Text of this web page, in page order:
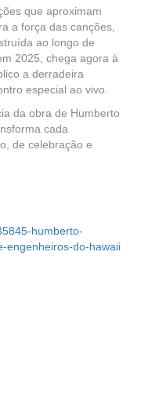
que aproximam
a força das canções,
ao longo de
2025, chega agora à
a derradeira
especial ao vivo.
da obra de Humberto
cada
de celebração e
humberto-
engenheiros-do-hawaii